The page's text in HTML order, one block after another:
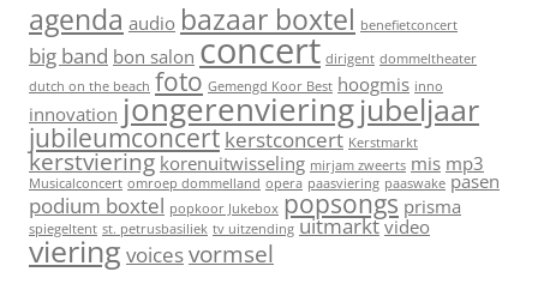
agenda audio bazaar boxtel benefietconcert
big band bon salon concert dirigent dommeltheater
dutch on the beach foto Gemengd Koor Best hoogmis inno
innovation jongerenvieringjubeljaar
jubileumconcert kerstconcert Kerstmarkt
kerstviering korenuitwisseling mirjam zweerts mis mp3
Musicalconcert omroep dommelland opera paasviering paaswake pasen
podium boxtel popkoor Jukebox popsongs prisma
spiegeltent st. petrusbasiliek tv uitzending uitmarkt video
viering voicesvormsel